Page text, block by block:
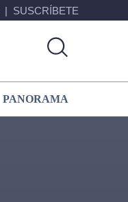
SUSCRÍBETE
PANORAMA